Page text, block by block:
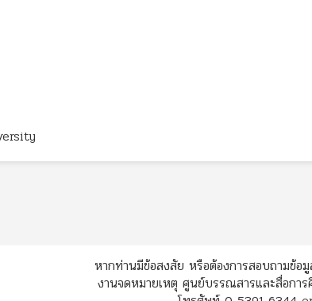
หากท่านมีข้อสงสัย หรือต้องการสอบถามข้อ
งานจดหมายเหตุ ศูนย์บรรณสารและสื่อกา